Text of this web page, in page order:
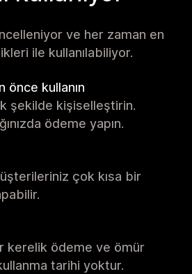
ve her zaman en
ile kullanılabiliyor.
önce kullanın
şekilde kişiselleştirin.
ödeme yapın.
çok kısa bir
kerelik ödeme ve ömür
tarihi yoktur.